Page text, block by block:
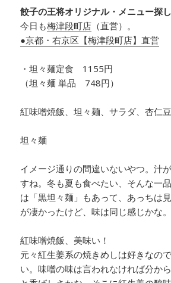
餃子の王将オリジナル・メニュー探し
今日も梅津段町店 （直営）。
●京都・右京区【梅津段町店】直営
・坦々麺定食 1155円
（坦々麺 単品 748円）
紅味噌焼飯、坦々麺、サラダ、杏仁
坦々麺
イメージ通りの間違いないやつ。汁
すね。冬も夏も食べたい、そんな一
は「黒坦々麺」もあって、あっちは
が凄かったけど、味は同じ感じかな。
紅味噌焼飯、美味い！
元々紅生姜系の焼きめしは好きなの
い。味噌の味は言われなければ分か